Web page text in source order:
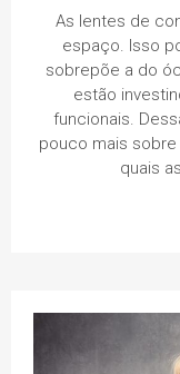
As lentes de
espaço. Isso
sobrepõe a do
estão
funcionais.
pouco mais
quais